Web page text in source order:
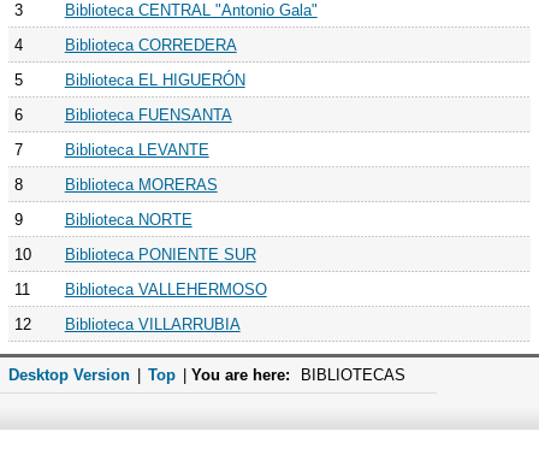
3
Biblioteca CENTRAL "Antonio Gala"
4
Biblioteca CORREDERA
5
Biblioteca EL HIGUERÓN
6
Biblioteca FUENSANTA
7
Biblioteca LEVANTE
8
Biblioteca MORERAS
9
Biblioteca NORTE
10
Biblioteca PONIENTE SUR
11
Biblioteca VALLEHERMOSO
12
Biblioteca VILLARRUBIA
Desktop Version Top You are here: BIBLIOTECAS